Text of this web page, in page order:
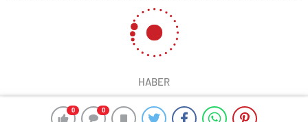
0 0
HABER